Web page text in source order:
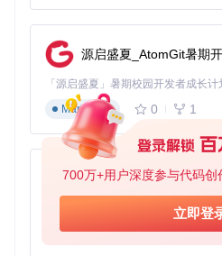
700万+用户深度参与代码创
立即登
源启盛夏_AtomGit暑期
Markdown
0 1
py-xiaozhi
Python
0 1